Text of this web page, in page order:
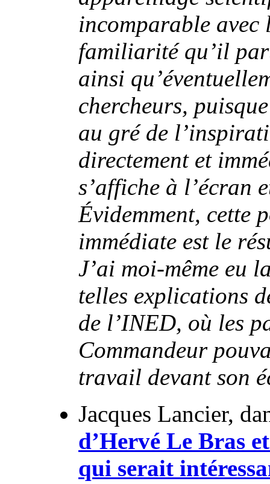
incomparable avec
familiarité qu’il
ainsi
chercheurs,
au gré de
directement et
s’affiche à l’écran
Évidemment, cette
immédiate est le
J’ai moi-même eu
telles explications
de l’INED, où les
Commandeur
travail devant son
Jacques Lancier,
d’Hervé Le Bras
qui serait